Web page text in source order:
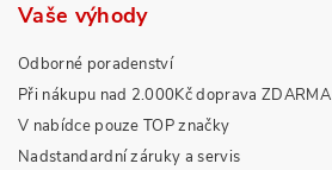
Vaše výhody
Odborné poradenství
Při nákupu nad 2.000Kč doprava ZDARMA
V nabídce pouze TOP značky
Nadstandardní záruky a servis